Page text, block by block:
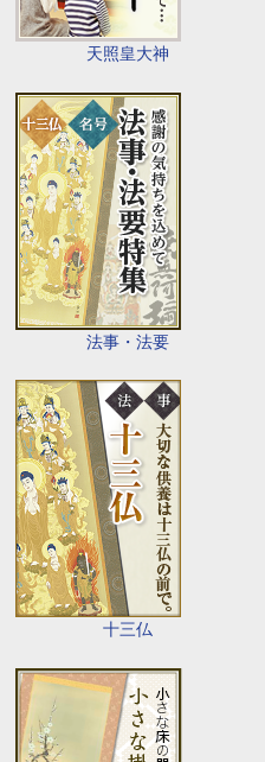
天照皇大神
法事・法要
十三仏